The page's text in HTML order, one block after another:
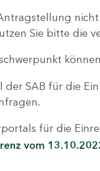
Sie bitte die
SAB für die
für die
vom